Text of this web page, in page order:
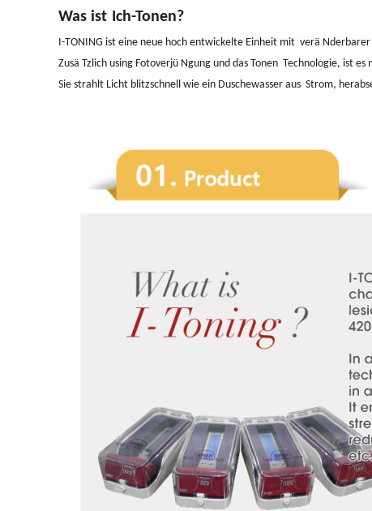
Was ist Ich-Tonen?
I-TONING ist eine neue hoch entwickelte Einheit mit verä
Zusä Tzlich using Fotoverjü Ngung und das Tonen Technologie, ist es
Sie strahlt Licht blitzschnell wie ein Duschewasser aus Strom,